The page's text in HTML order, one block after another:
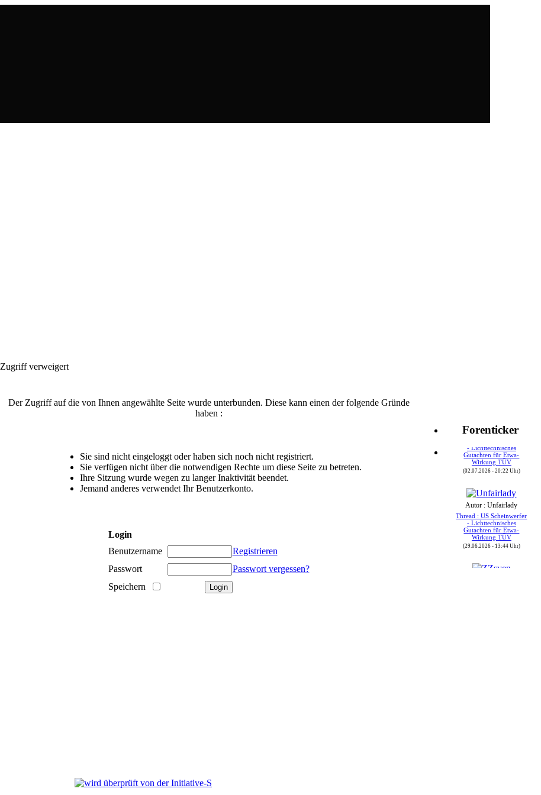
Zugriff verweigert
Der Zugriff auf die von Ihnen angewählte Seite wurde unterbunden. Diese kann einen der folgende Gründe
haben :
Sie sind nicht eingeloggt oder haben sich noch nicht registriert.
Sie verfügen nicht über die notwendigen Rechte um diese Seite zu betreten.
Ihre Sitzung wurde wegen zu langer Inaktivität beendet.
Jemand anderes verwendet Ihr Benutzerkonto.
Login
Benutzername
Registrieren
Passwort
Passwort vergessen?
Speichern
Forenticker
Autor : Speedy24
Thread : US Scheinwerfer
Gutachten für Etwa-
Wirkung TÜV
(02.07.2026 - 20:22 Uhr)
Autor : Unfairlady
Thread : US Scheinwerfer
- Lichttechnisches
Gutachten für Etwa-
Wirkung TÜV
(29.06.2026 - 13:44 Uhr)